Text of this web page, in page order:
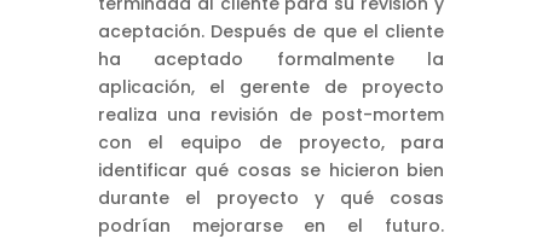
aceptación. Después de que el cliente
ha aceptado formalmente la
aplicación, el gerente de proyecto
realiza una revisión de post-mortem
con el equipo de proyecto, para
identificar qué cosas se hicieron bien
durante el proyecto y qué cosas
podrían mejorarse en el futuro.